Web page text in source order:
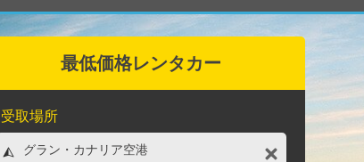
最低価格レンタカー
受取場所